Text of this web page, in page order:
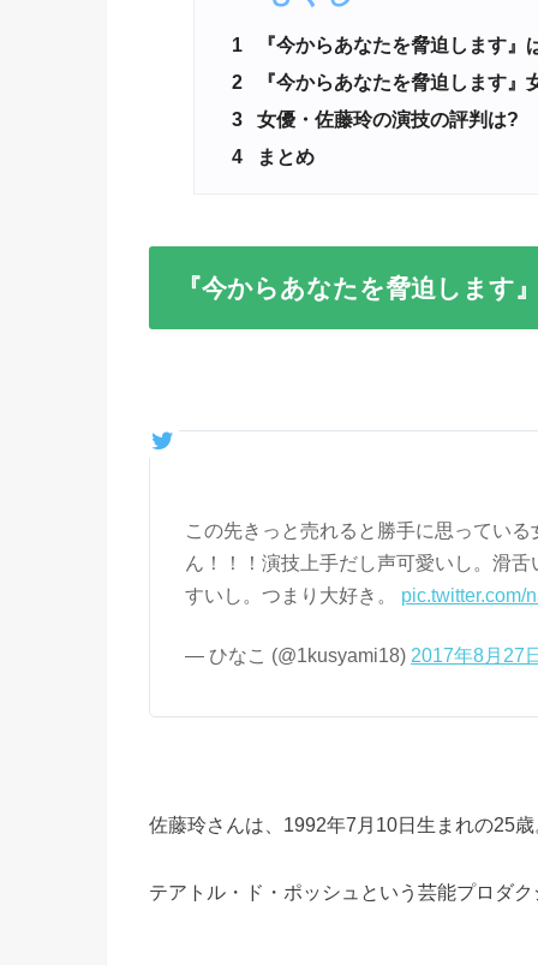
1
『今からあなたを脅迫します
2
『今からあなたを脅迫します』
3
女優・佐藤玲の演技の評判は?
4
まとめ
『今からあなたを脅迫します
この先きっと売れると勝手に思ってい
ん！！！演技上手だし声可愛いし。滑
すいし。つまり大好き。 pic.twitter.com/
— ひなこ (@1kusyami18) 2017年8月27
佐藤玲さんは、1992年7月10日生まれの25歳
テアトル・ド・ポッシュという芸能プロダ